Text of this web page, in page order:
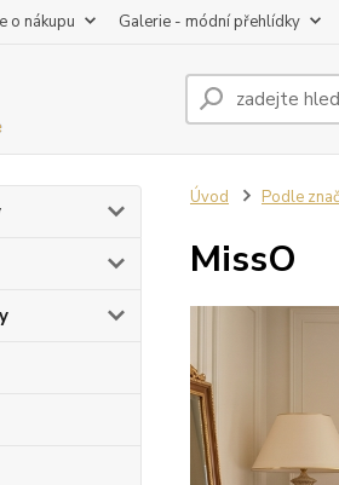
o nákupu Galerie - módní přehlídky
Úvod Podle
MissO